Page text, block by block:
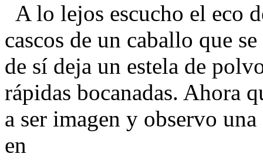
A lo lejos escucho el eco
cascos de un caballo que
de sí deja un estela de
rápidas bocanadas. Ahora
a ser imagen y observo
en